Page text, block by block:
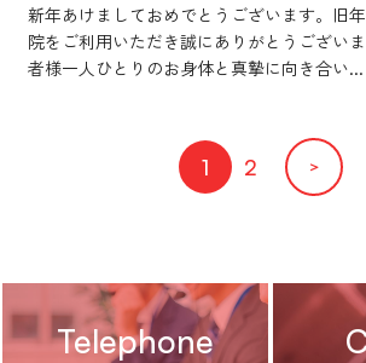
新年あけましておめでとうございます。旧
院をご利用いただき誠にありがとうござい
者様一人ひとりのお身体と真摯に向き合い...
1 2 ＞
Telephone